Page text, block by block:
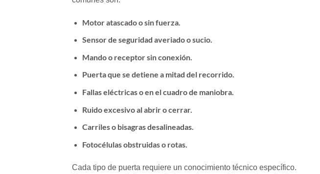
Motor atascado o sin fuerza.
Sensor de seguridad averiado o sucio.
Mando o receptor sin conexión.
Puerta que se detiene a mitad del recorrido.
Fallas eléctricas o en el cuadro de maniobra.
Ruido excesivo al abrir o cerrar.
Carriles o bisagras desalineadas.
Fotocélulas obstruidas o rotas.
Cada tipo de puerta requiere un conocimiento técnico específico.